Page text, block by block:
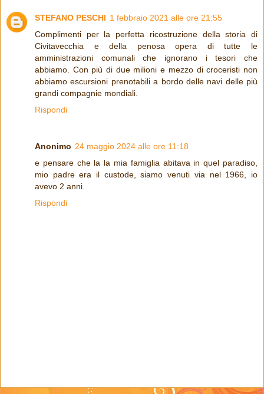
STEFANO PESCHI 1 febbraio 2021 alle ore 21:55
Complimenti per la perfetta ricostruzione della storia di
Civitavecchia e della penosa opera di tutte le
amministrazioni comunali che ignorano i tesori che
abbiamo. Con più di due milioni e mezzo di croceristi non
abbiamo escursioni prenotabili a bordo delle navi delle più
grandi compagnie mondiali.
Rispondi
Anonimo 24 maggio 2024 alle ore 11:18
e pensare che la la mia famiglia abitava in quel paradiso,
mio padre era il custode, siamo venuti via nel 1966, io
avevo 2 anni.
Rispondi